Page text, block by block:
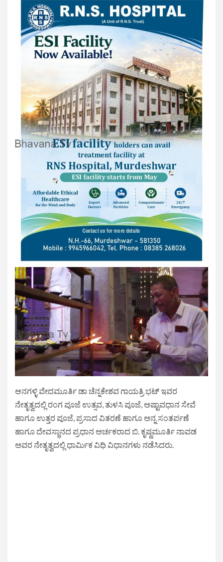
ಆನಗಳ್ಳಿ ವೇದಮೂರ್ತಿ ಡಾ ಚೆನ್ನಕೇಶವ ಗಾಯತ್ರಿ ಭಟ್ ಇವರ
ನೇತೃತ್ವದಲ್ಲಿ ರಂಗ ಪೂಜೆ ಉತ್ಸವ, ತುಳಸಿ ಪೂಜೆ, ಅಷ್ಟಾವಧಾನ ಸೇವೆ
ಹಾಗೂ ಉತ್ತರ ಪೂಜೆ, ಪ್ರಸಾದ ವಿತರಣೆ ಹಾಗೂ ಅನ್ನ ಸಂತರ್ಪಣೆ
ಹಾಗೂ ದೇವಸ್ಥಾನದ ಪ್ರಧಾನ ಅರ್ಚಕರಾದ ಬಿ. ಕೃಷ್ಣಮೂರ್ತಿ ನಾವಡ
ಅವರ ನೇತೃತ್ವದಲ್ಲಿ ಧಾರ್ಮಿಕ ವಿಧಿ ವಿಧಾನಗಳು ನಡೆಸಿದರು.